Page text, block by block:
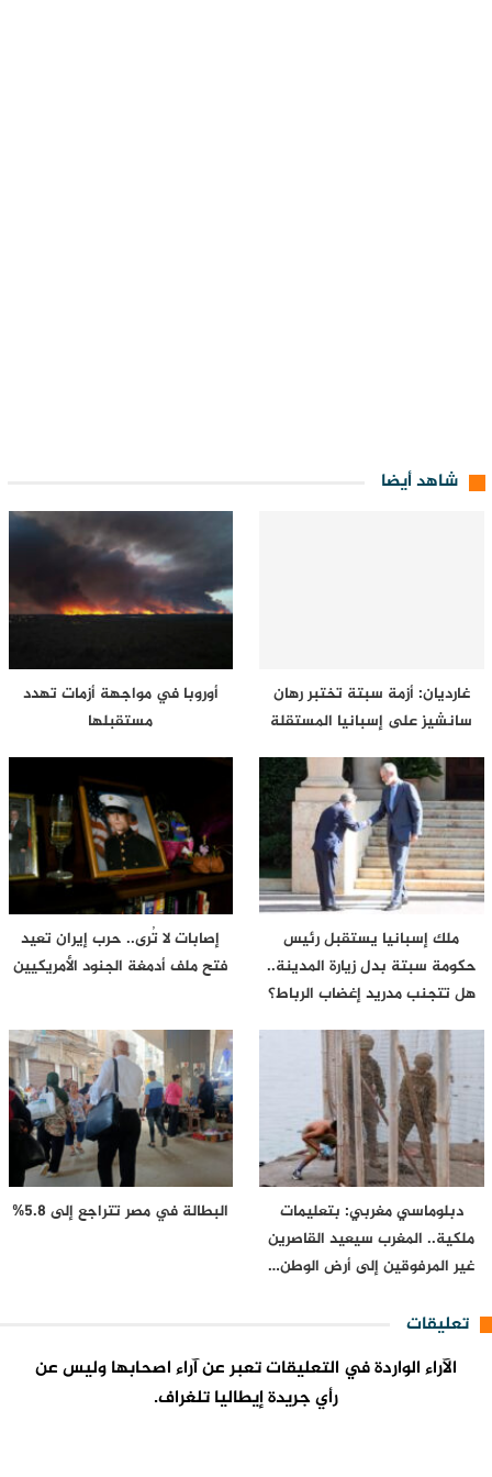
شاهد أيضا
غارديان: أزمة سبتة تختبر رهان
سانشيز على إسبانيا المستقلة
أوروبا في مواجهة أزمات تهدد
مستقبلها
ملك إسبانيا يستقبل رئيس
حكومة سبتة بدل زيارة المدينة..
هل تتجنب مدريد إغضاب الرباط؟
إصابات لا تُرى.. حرب إيران تعيد
فتح ملف أدمغة الجنود الأمريكيين
دبلوماسي مغربي: بتعليمات
ملكية.. المغرب سيعيد القاصرين
غير المرفوقين إلى أرض الوطن…
البطالة في مصر تتراجع إلى 5.8%
تعليقات
الآراء الواردة في التعليقات تعبر عن آراء اصحابها وليس عن
رأي جريدة إيطاليا تلغراف.